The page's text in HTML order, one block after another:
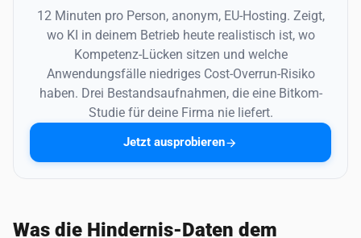
12 Minuten pro Person, anonym, EU-Hosting. Zeigt,
wo KI in deinem Betrieb heute realistisch ist, wo
Kompetenz-Lücken sitzen und welche
Anwendungsfälle niedriges Cost-Overrun-Risiko
haben. Drei Bestandsaufnahmen, die eine Bitkom-
Studie für deine Firma nie liefert.
Jetzt ausprobieren
Was die Hindernis-Daten dem